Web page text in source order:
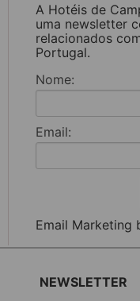
A Hotéis de
uma newsletter
relacionados
Portugal.
Nome:
Email:
Email Marketing
NEWSLETTER